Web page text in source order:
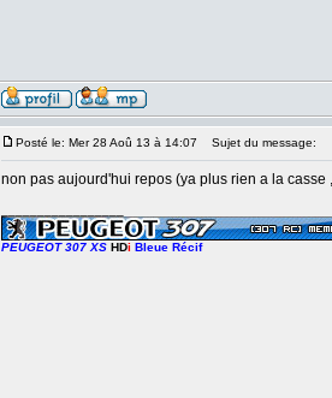
Posté le: Mer 28 Aoû 13 à 14:07 Sujet du message:
non pas aujourd'hui repos (ya plus rien a la casse
PEUGEOT 307 XS HDi Bleue Récif